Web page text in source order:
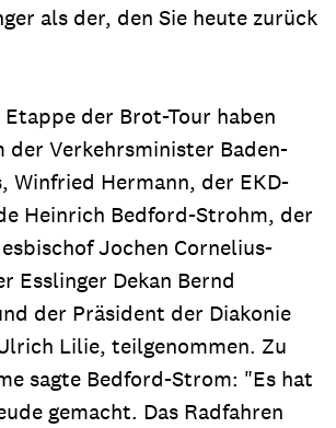
als der, den Sie heute zurück
der Brot-Tour haben
der Verkehrsminister Baden-
Winfried Hermann, der EKD-
Heinrich Bedford-Strohm, der
Jochen Cornelius-
Esslinger Dekan Bernd
der Präsident der Diakonie
Lilie, teilgenommen. Zu
sagte Bedford-Strom: "Es hat
gemacht. Das Radfahren